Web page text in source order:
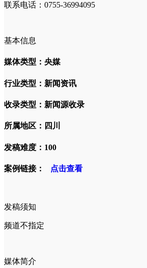
联系电话：0755-36994095
基本信息
媒体类型：央媒
行业类型：新闻资讯
收录类型：新闻源收录
所属地区：四川
发稿难度：100
案例链接： 点击查看
发稿须知
频道不指定
媒体简介